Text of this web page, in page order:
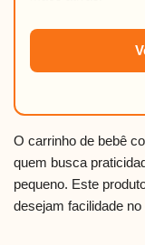
O carrinho de bebê
quem busca
pequeno. Este
desejam facilidade no